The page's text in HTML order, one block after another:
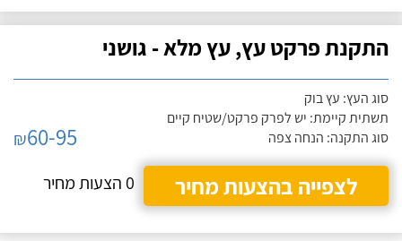
התקנת פרקט עץ, עץ מלא - גושני
סוג העץ: עץ בוק
תשתית קיימת: יש לפרק פרקט/שטיח קיים
סוג התקנה: הנחה צפה
₪60-95
לצפייה בהצעות מחיר
0 הצעות מחיר